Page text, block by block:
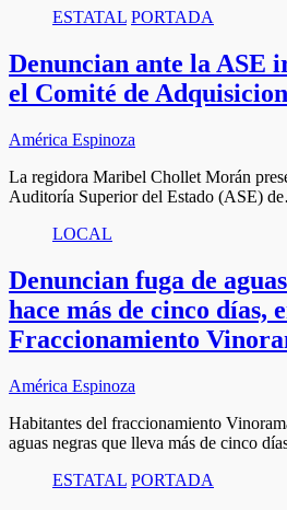
ESTATAL PORTADA
Denuncian ante la ASE
el Comité de
América Espinoza
La regidora Maribel Chollet Morán
Auditoría Superior del Estado (ASE)
LOCAL
Denuncian fuga de
hace más de cinco días,
Fraccionamiento
América Espinoza
Habitantes del fraccionamiento
aguas negras que lleva más de cinco
ESTATAL PORTADA